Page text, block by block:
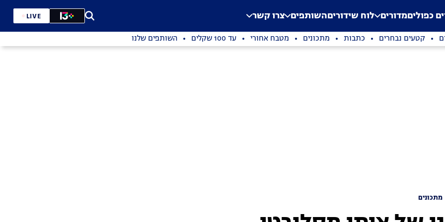
Application error: a
. כפוליםמדורים לוח שידוריםהשותפים צרו קשר LIVE
קטעים נבחרים כתבות מתכונים מטבח אחורי עד 100 שקלים השותפים שלנו
מתכונים